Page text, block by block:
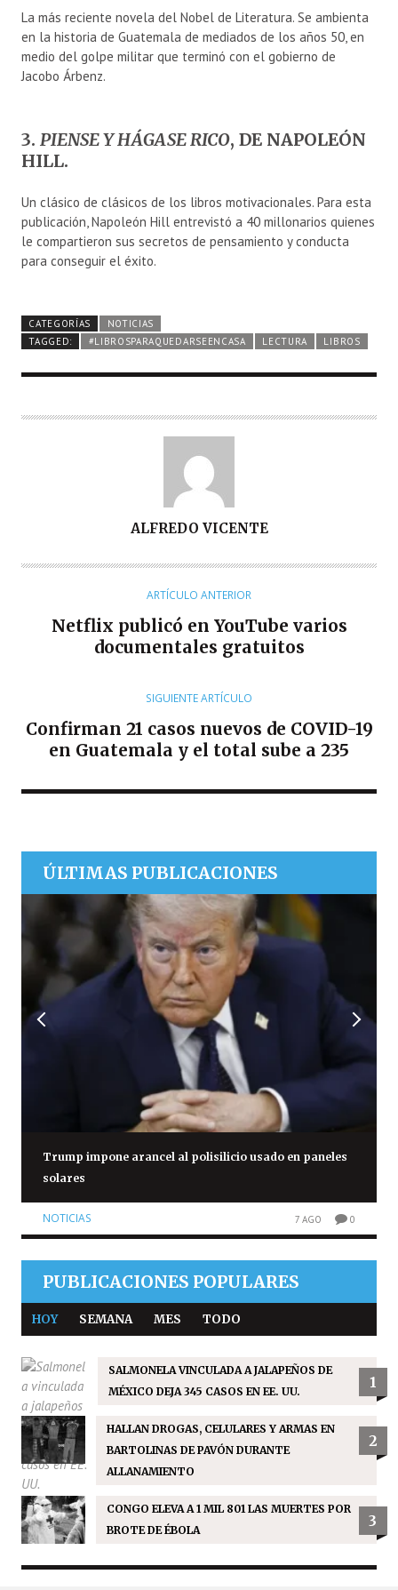
La más reciente novela del Nobel de Literatura. Se ambienta
en la historia de Guatemala de mediados de los años 50, en
medio del golpe militar que terminó con el gobierno de
Jacobo Árbenz.
3. PIENSE Y HÁGASE RICO, DE NAPOLEÓN
HILL.
Un clásico de clásicos de los libros motivacionales. Para esta
publicación, Napoleón Hill entrevistó a 40 millonarios quienes
le compartieron sus secretos de pensamiento y conducta
para conseguir el éxito.
CATEGORÍAS
NOTICIAS
TAGGED:
#LIBROSPARAQUEDARSEENCASA LECTURA LIBROS
T
ALFREDO VICENTE
ARTÍCULO ANTERIOR
Netflix publicó en YouTube varios
documentales gratuitos
SIGUIENTE ARTÍCULO
Confirman 21 casos nuevos de COVID-19
en Guatemala y el total sube a 235
ÚLTIMAS PUBLICACIONES
Trump impone arancel al polisilicio usado en paneles
solares
NOTICIAS 7 AGO 0
PUBLICACIONES POPULARES
HOY SEMANA MES TODO
SALMONELA VINCULADA A JALAPEÑOS DE
MÉXICO DEJA 345 CASOS EN EE. UU.
1
HALLAN DROGAS, CELULARES Y ARMAS EN
BARTOLINAS DE PAVÓN DURANTE
ALLANAMIENTO
2
CONGO ELEVA A 1 MIL 801 LAS MUERTES POR
BROTE DE ÉBOLA
3